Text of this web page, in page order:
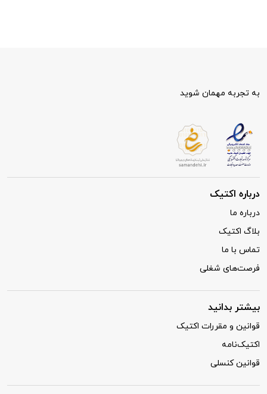
به تجربه مهمان شوید
درباره اکتیک
درباره ما
بلاگ اکتیک
تماس با ما
فرصت‌های شغلی
بیشتر بدانید
قوانین و مقررات اکتیک
اکتیک‌نامه
قوانین کنسلی